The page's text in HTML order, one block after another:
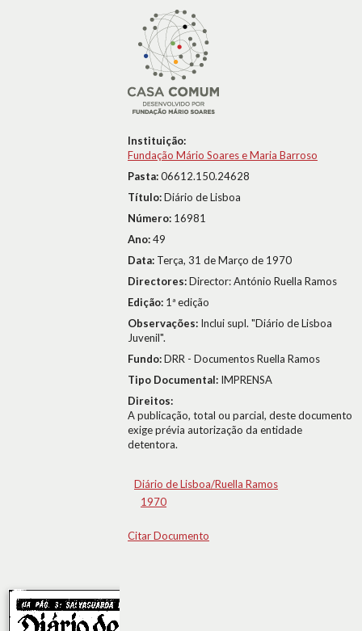
Instituição:
Fundação Mário Soares e Maria Barroso
Pasta:06612.150.24628
Título:Diário de Lisboa
Número: 16981
Ano:49
Data: Terça, 31 de Março de 1970
Directores:Director: António Ruella Ramos
Edição: 1ª edição
Observações: Inclui supl. "Diário de Lisboa
Juvenil".
Fundo:DRR - Documentos Ruella Ramos
Tipo Documental: IMPRENSA
Direitos:
A publicação, total ou parcial, deste documento
exige prévia autorização da entidade
detentora.
Diário de Lisboa/Ruella Ramos
1970
Citar Documento